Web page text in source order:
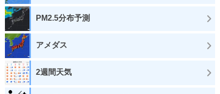
PM2.5分布予測
アメダス
2週間天気